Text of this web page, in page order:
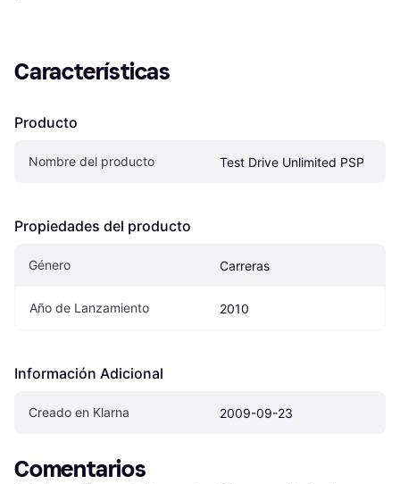
Características
Producto
Nombre del producto Test Drive Unlimited PSP
Propiedades del producto
Género Carreras
Año de Lanzamiento 2010
Información Adicional
Creado en Klarna 2009-09-23
Comentarios